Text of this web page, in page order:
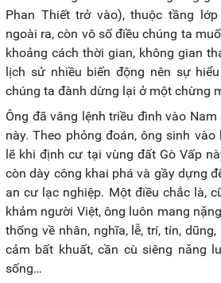
Phan Thiết trở vào), thuộc tầng
ngoài ra, còn vô số điều chúng ta
khoảng cách thời gian, không gian
lịch sử nhiều biến động nên sự
chúng ta đành dừng lại ở một chừng
Ông đã vâng lệnh triều đình vào
này. Theo phỏng đoán, ông sinh
lẽ khi định cư tại vùng đất Gò Vấp
còn dày công khai phá và gầy dựng
an cư lạc nghiệp. Một điều chắc là,
khảm người Việt, ông luôn mang
thống về nhân, nghĩa, lễ, trí, tín,
cảm bất khuất, cần cù siêng năng
sống…